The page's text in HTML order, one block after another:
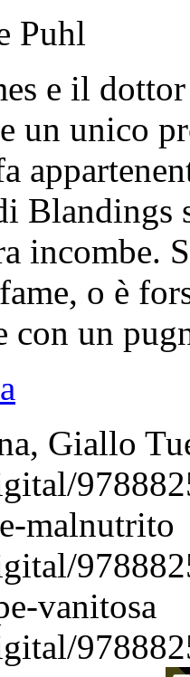
Puhl
e il
un unico
Blandings
incombe.
o è
con un
Giallo
malnutrito
vanitosa